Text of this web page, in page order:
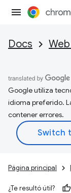
Docs
Google utiliza
idioma preferido.
contener errores.
Página principal
¿Te resultó útil?